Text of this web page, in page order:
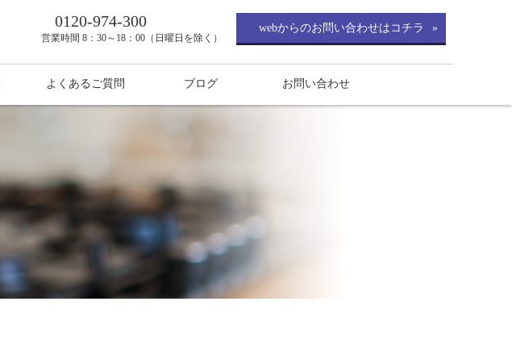
0120-974-300
営業時間 8：30～18：00（日曜日を除く）
webからのお問い合わせはコチラ
よくあるご質問 ブログ お問い合わせ